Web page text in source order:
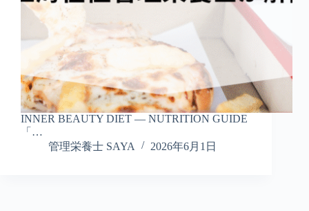
INNER BEAUTY DIET — NUTRITION GUIDE
「…
管理栄養士 SAYA
2026年6月1日